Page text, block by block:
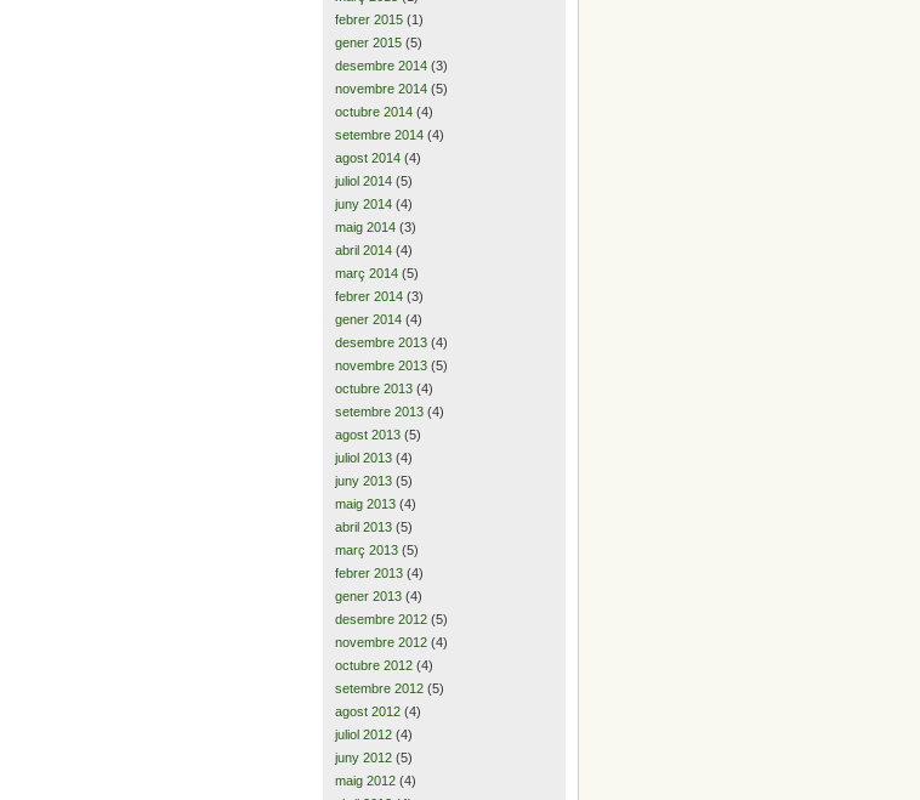
febrer 2015 (1)
gener 2015 (5)
desembre 2014 (3)
novembre 2014 (5)
octubre 2014 (4)
setembre 2014 (4)
agost 2014 (4)
juliol 2014 (5)
juny 2014 (4)
maig 2014 (3)
abril 2014 (4)
març 2014 (5)
febrer 2014 (3)
gener 2014 (4)
desembre 2013 (4)
novembre 2013 (5)
octubre 2013 (4)
setembre 2013 (4)
agost 2013 (5)
juliol 2013 (4)
juny 2013 (5)
maig 2013 (4)
abril 2013 (5)
març 2013 (5)
febrer 2013 (4)
gener 2013 (4)
desembre 2012 (5)
novembre 2012 (4)
octubre 2012 (4)
setembre 2012 (5)
agost 2012 (4)
juliol 2012 (4)
juny 2012 (5)
maig 2012 (4)